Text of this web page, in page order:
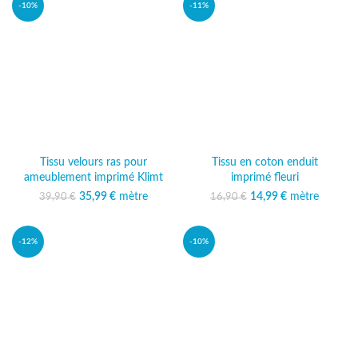
-10%
Tissu velours ras pour
ameublement imprimé Klimt
39,90€ Le prix initial était :
35,99 €
Le prix
mètre
-11%
Tissu en coton enduit
imprimé fleuri
16,90€ Le prix initial était :
14,99 €
Le prix
mètre
-12% -10%